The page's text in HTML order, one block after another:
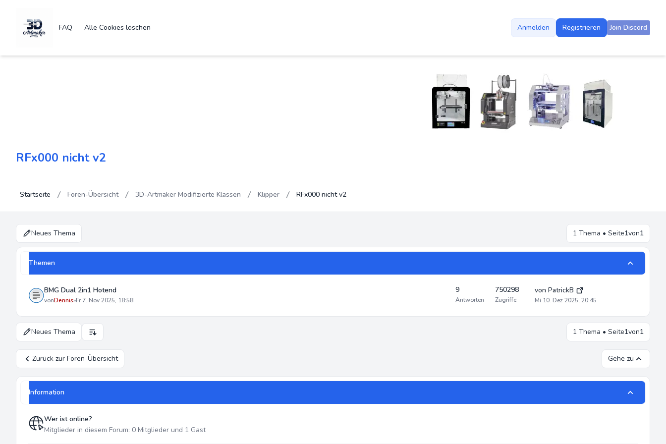
FAQ Alle Cookies löschen Anmelden Registrieren Join Discord
RFx000 nicht v2
Startseite Foren-Übersicht 3D-Artmaker Modifizierte Klassen Klipper RFx000 nicht v2
Neues Thema 1 Thema • Seite1von1
Themen
BMG Dual 2in1 Hotend
vonDennis»Fr 7. Nov 2025, 18:58
9
Antworten
750298
Zugriffe
von PatrickB
Mi 10. Dez 2025, 20:45
Neues Thema Anzeige- und Sortierungs-Einstellungen 1 Thema • Seite1von1
Zurück zur Foren-Übersicht Gehe zu
Information
Wer ist online?
Mitglieder in diesem Forum: 0 Mitglieder und 1 Gast